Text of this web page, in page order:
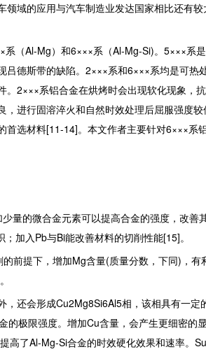
域的应用与汽车制造业发达国家相比还有
Al-Mg）和6×××系（Al-Mg-Si)。5×××系
德斯带的缺陷。2×××系和6×××系均是可
。2×××系铝合金在烘烤时会出现软化现象，
进行固溶淬火和自然时效处理后屈服强度
选材料[11-14]。本文作者主要针对6×××系
的微合金元素可以提高合金的强度，改善
加入Pb与Bi能改善材料的切削性能[15]。
提下，增加Mg含量(质量分数，下同)，有
还会形成Cu2Mg8Si6Al5相，该相具有一定
极限强度。增加Cu含量，会产生更细密的
高了Al-Mg-Si合金的时效硬化效果和速率。